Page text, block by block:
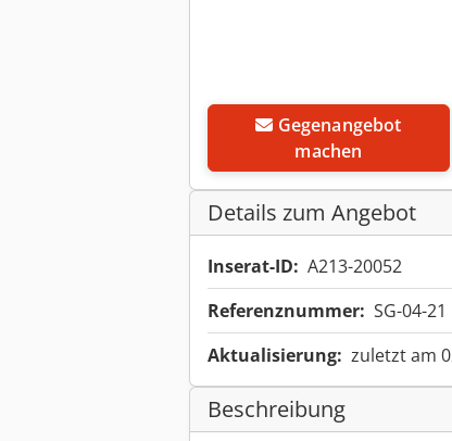
machen
Details zum Angebot
Inserat-ID: A213-20052
Referenznummer: SG-04-21
Aktualisierung: zuletzt am
Beschreibung